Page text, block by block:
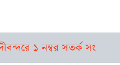
নম্বর সতর্ক সংকেতরাষ্ট্রপতি